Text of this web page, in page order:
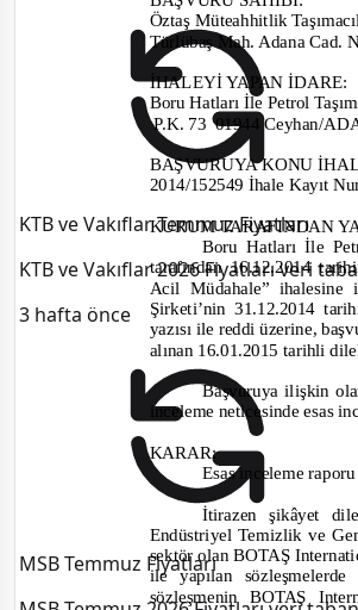
KTB ve Vakıflar Temmuz Fiyatları
KTB ve Vakıflar 2026 Fiyatları veri
3 hafta önce
MSB Temmuz Fiyatları
Öztaş Müteahhitlik
Türlübaş Mah. Adana Cad.
İHALEYİ YAPAN İDARE:
Boru Hatları İle Petrol
P.K. 73 01944 Ceyhan/
BAŞVURUYA KONU
2014/152549 İhale Kayıt
KURUM TARAFINDAN
Boru Hatları İle
tarafından16.12.2014
Acil Müdahale” ihalesine
Şirketi’nin 31.12.2014
yazısı ile reddi üzerine,
alınan 16.01.2015 tarihli
Başvuruya ilişkin
inceleme neticesinde esas
KARAR:
Esas inceleme
İtirazen şikâyet
Endüstriyel Temizlik ve
sektör olan BOTAŞ
ile yapılan
sözleşmenin BOTAŞ